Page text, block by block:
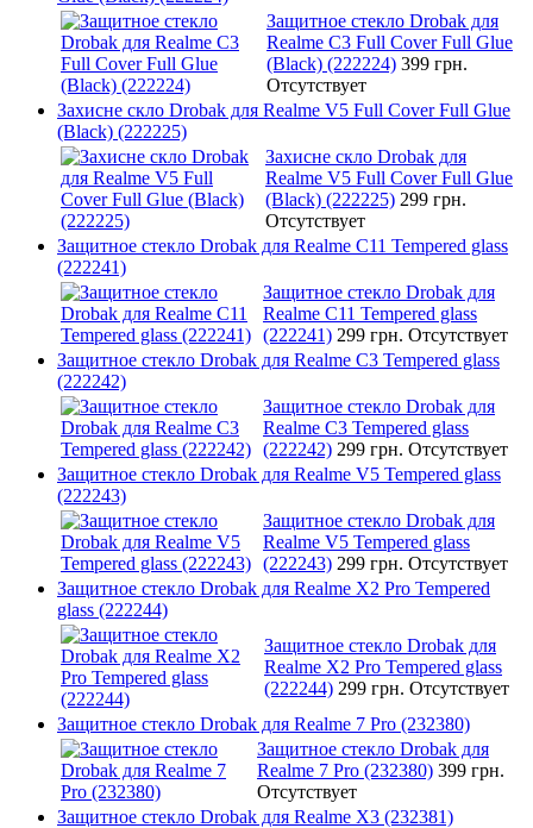
Защитное стекло Drobak для
Realme C3 Full Cover Full Glue
(Black) (222224) 399 грн.
Отсутствует
Захисне скло Drobak для Realme V5 Full Cover Full Glue
(Black) (222225)
Захисне скло Drobak для
Realme V5 Full Cover Full Glue
(Black) (222225) 299 грн.
Отсутствует
Защитное стекло Drobak для Realme C11 Tempered glass
(222241)
Защитное стекло Drobak для
Realme C11 Tempered glass
(222241) 299 грн. Отсутствует
Защитное стекло Drobak для Realme C3 Tempered glass
(222242)
Защитное стекло Drobak для
Realme C3 Tempered glass
(222242) 299 грн. Отсутствует
Защитное стекло Drobak для Realme V5 Tempered glass
(222243)
Защитное стекло Drobak для
Realme V5 Tempered glass
(222243) 299 грн. Отсутствует
Защитное стекло Drobak для Realme X2 Pro Tempered
glass (222244)
Защитное стекло Drobak для
Realme X2 Pro Tempered glass
(222244) 299 грн. Отсутствует
Защитное стекло Drobak для Realme 7 Pro (232380)
Защитное стекло Drobak для
Realme 7 Pro (232380) 399 грн.
Отсутствует
Защитное стекло Drobak для Realme X3 (232381)